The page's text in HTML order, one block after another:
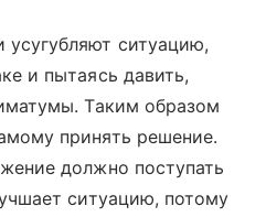
ситуацию,
и пытаясь давить,
Таким образом
принять решение.
должно поступать
ситуацию, потому